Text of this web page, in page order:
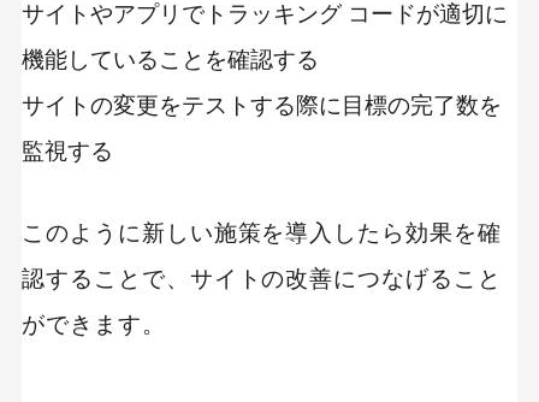
サイトやアプリでトラッキング コードが適切に
機能していることを確認する
サイトの変更をテストする際に目標の完了数を
監視する
このように新しい施策を導入したら効果を確
認することで、サイトの改善につなげること
ができます。